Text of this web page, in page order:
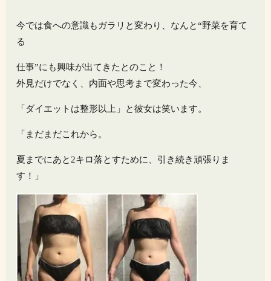
今では食への意識もガラリと変わり、なんと“野菜を育て
る
仕事”にも興味が出てきたとのこと！
外見だけでなく、内面や思考まで変わった今、
「ダイエットは整形以上」と彼女は笑います。
「まだまだこれから。
夏までにあと2キロ落とすために、引き続き頑張りま
す！」